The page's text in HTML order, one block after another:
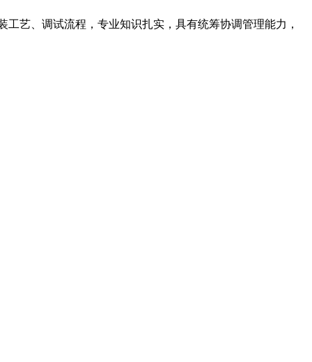
艺、调试流程，专业知识扎实，具有统筹协调管理能力，